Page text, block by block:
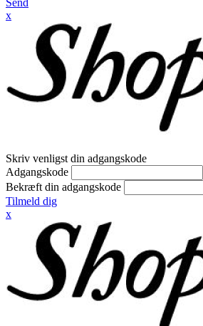
Send
x
Skriv venligst din adgangskode
Adgangskode
Bekræft din adgangskode
Tilmeld dig
x